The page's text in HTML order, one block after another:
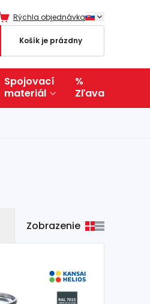
Rýchla objednávka
Košík je prázdny
Spojovací
materiál
%
Zľava
Zobrazenie